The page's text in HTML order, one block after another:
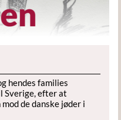
hendes families
Sverige, efter at
de danske jøder i